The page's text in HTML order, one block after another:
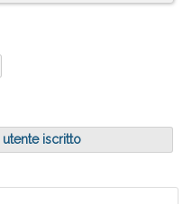
utente iscritto